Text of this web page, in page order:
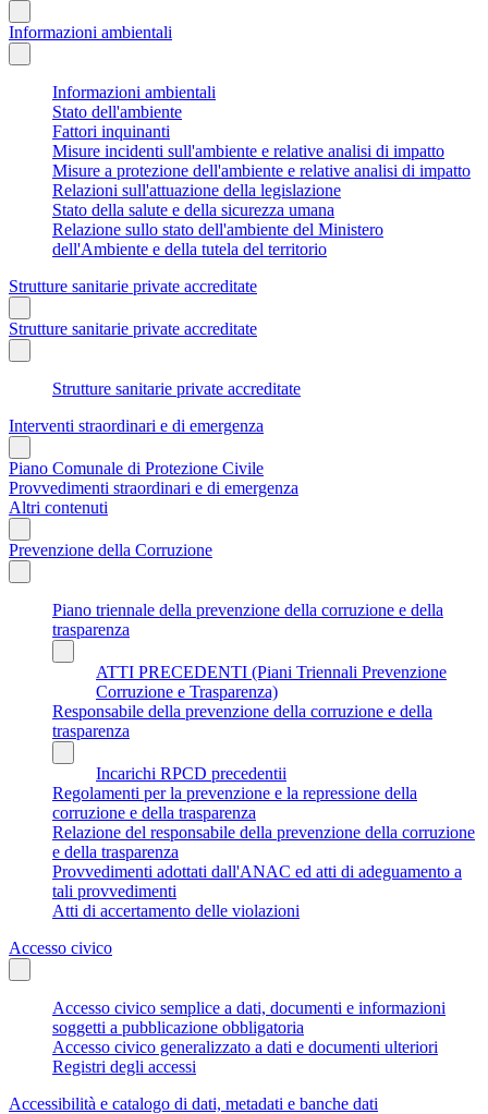
Informazioni ambientali
Informazioni ambientali
Stato dell'ambiente
Fattori inquinanti
Misure incidenti sull'ambiente e relative analisi di impatto
Misure a protezione dell'ambiente e relative analisi di impatto
Relazioni sull'attuazione della legislazione
Stato della salute e della sicurezza umana
Relazione sullo stato dell'ambiente del Ministero
dell'Ambiente e della tutela del territorio
Strutture sanitarie private accreditate
Strutture sanitarie private accreditate
Strutture sanitarie private accreditate
Interventi straordinari e di emergenza
Piano Comunale di Protezione Civile
Provvedimenti straordinari e di emergenza
Altri contenuti
Prevenzione della Corruzione
Piano triennale della prevenzione della corruzione e della
trasparenza
ATTI PRECEDENTI (Piani Triennali Prevenzione
Corruzione e Trasparenza)
Responsabile della prevenzione della corruzione e della
trasparenza
Incarichi RPCD precedentii
Regolamenti per la prevenzione e la repressione della
corruzione e della trasparenza
Relazione del responsabile della prevenzione della corruzione
e della trasparenza
Provvedimenti adottati dall'ANAC ed atti di adeguamento a
tali provvedimenti
Atti di accertamento delle violazioni
Accesso civico
Accesso civico semplice a dati, documenti e informazioni
soggetti a pubblicazione obbligatoria
Accesso civico generalizzato a dati e documenti ulteriori
Registri degli accessi
Accessibilità e catalogo di dati, metadati e banche dati